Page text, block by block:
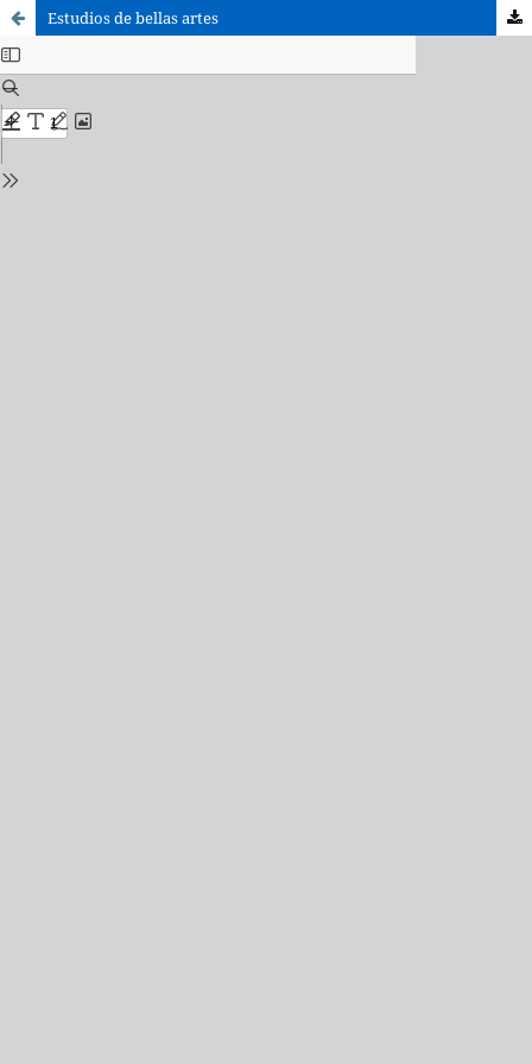
Estudios de bellas artes